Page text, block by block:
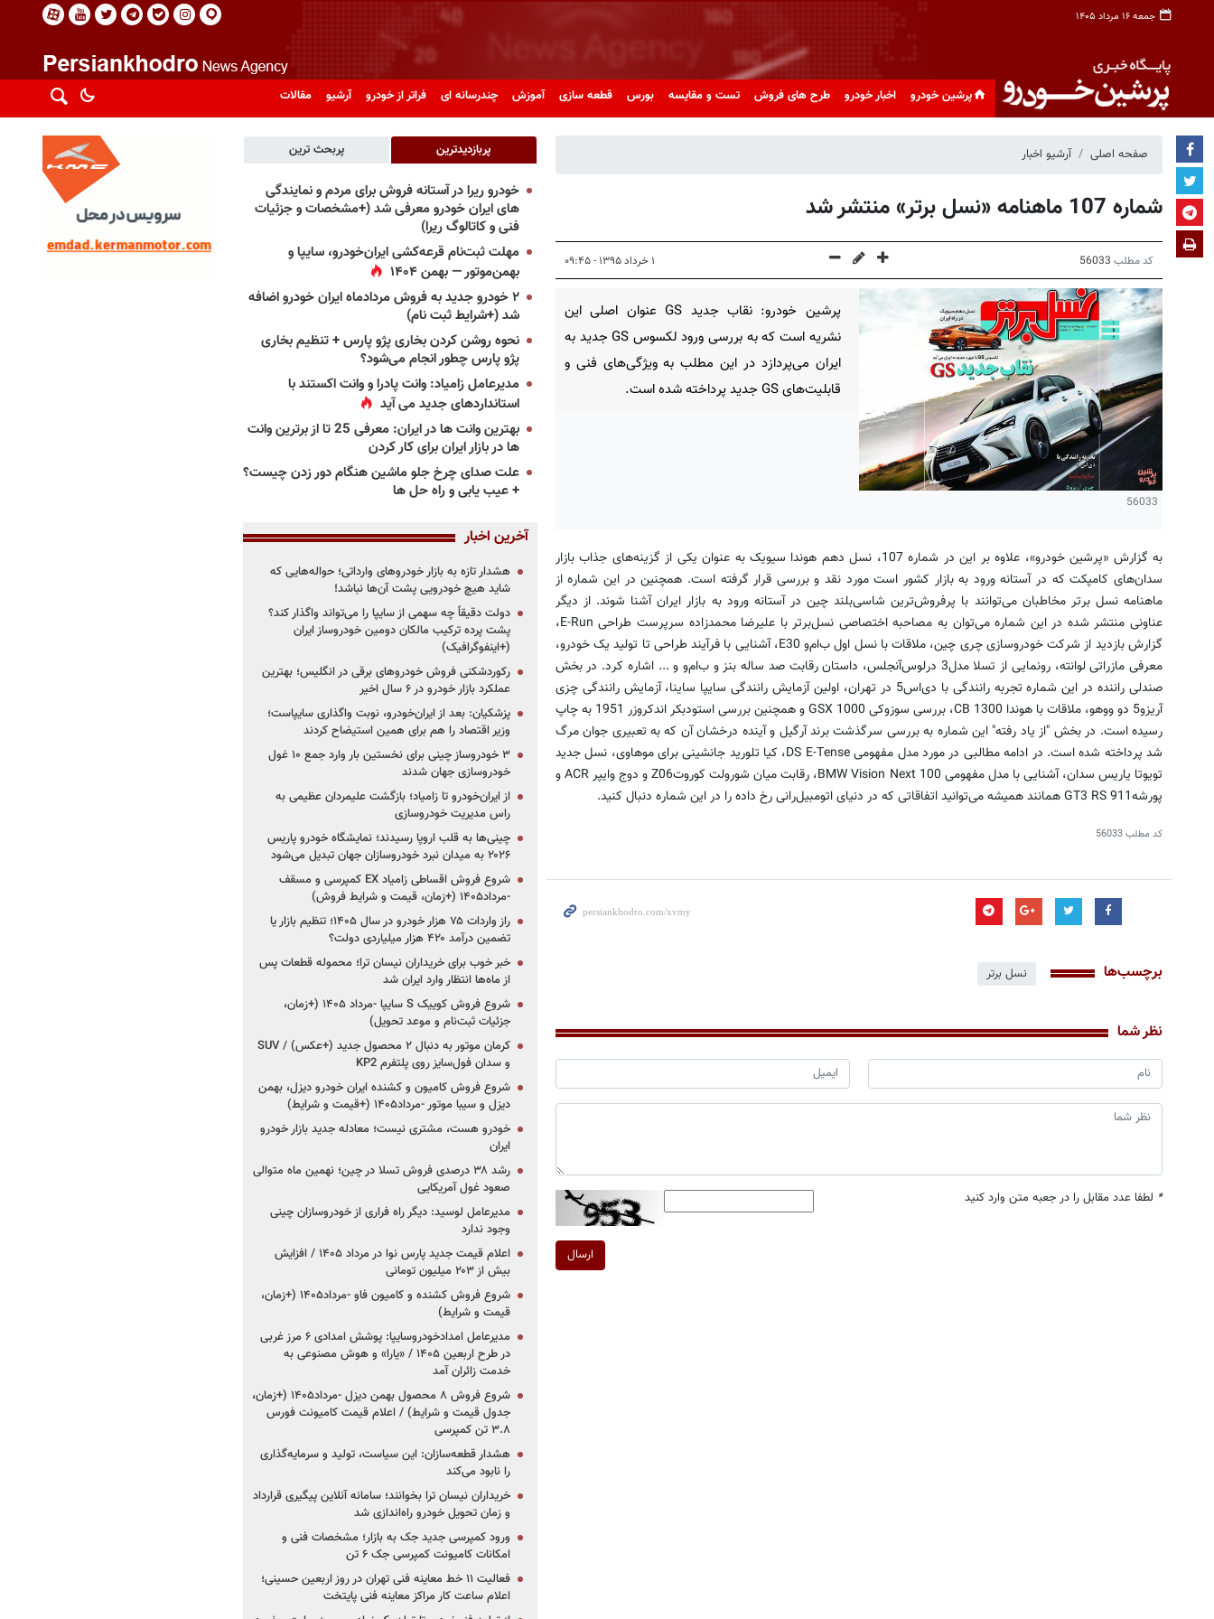
جمعه ۱۶ مرداد ۱۴۰۵
پرشین خودرو اخبار خودرو طرح های فروش تست و مقایسه بورس قطعه سازی آموزش چندرسانه ای فراتر از خودرو آرشیو مقالات
صفحه اصلی آرشیو اخبار
شماره 107 ماهنامه «نسل برتر» منتشر شد
کد مطلب 56033 ۱ خرداد ۱۳۹۵ - ۰۹:۴۵
56033
پرشین خودرو: نقاب جدید GS عنوان اصلی این
نشریه است که به بررسی ورود لکسوس GS جدید به
ایران می‌پردازد در این مطلب به ویژگی‌های فنی و
قابلیت‌های GS جدید پرداخته شده است.
به گزارش «پرشین خودرو»، علاوه بر این در شماره 107، نسل دهم هوندا سیویک به عنوان یکی از گزینه‌های جذاب بازار
سدان‌های کامپکت که در آستانه ورود به بازار کشور است مورد نقد و بررسی قرار گرفته است. همچنین در این شماره از
ماهنامه نسل برتر مخاطبان می‌توانند با پرفروش‌ترین شاسی‌بلند چین در آستانه ورود به بازار ایران آشنا شوند. از دیگر
عناونی منتشر شده در این شماره می‌توان به مصاحبه اختصاصی نسل‌برتر با علیرضا محمدزاده سرپرست طراحی E-Run،
گزارش بازدید از شرکت خودروسازی چری چین، ملاقات با نسل اول ب‌ام‌و E30، آشنایی با فرآیند طراحی تا تولید یک خودرو،
معرفی مازراتی لوانته، رونمایی از تسلا مدل3 درلوس‌آنجلس، داستان رقابت صد ساله بنز و ب‌ام‌و و ... اشاره کرد. در بخش
صندلی راننده در این شماره تجربه رانندگی با دی‌اس5 در تهران، اولین آزمایش رانندگی سایپا ساینا، آزمایش رانندگی چزی
آریزو5 دو ووهو، ملاقات با هوندا CB 1300، بررسی سوزوکی GSX 1000 و همچنین بررسی استودبکر اندکروزر 1951 به چاپ
رسیده است. در بخش "از یاد رفته" این شماره به بررسی سرگذشت برند آرگیل و آینده درخشان آن که به تعبیری جوان مرگ
شد پرداخته شده است. در ادامه مطالبی در مورد مدل مفهومی DS E-Tense، کیا تلورید جانشینی برای موهاوی، نسل جدید
تویوتا یاریس سدان، آشنایی با مدل مفهومی BMW Vision Next 100، رقابت میان شورولت کوروتZ06 و دوج وایپر ACR و
پورشه911 GT3 RS همانند همیشه می‌توانید اتفاقاتی که در دنیای اتومبیل‌رانی رخ داده را در این شماره دنبال کنید.
کد مطلب56033
برچسب‌ها نسل برتر
نظر شما
* لطفا عدد مقابل را در جعبه متن وارد کنید
ارسال
پربازدیدترین پربحث ترین
خودرو ریرا در آستانه فروش برای مردم و نمایندگی
های ایران خودرو معرفی شد (+مشخصات و جزئیات
فنی و کاتالوگ ریرا)
مهلت ثبت‌نام قرعه‌کشی ایران‌خودرو، سایپا و
بهمن‌موتور — بهمن ۱۴۰۴
۲ خودرو جدید به فروش مردادماه ایران خودرو اضافه
شد (+شرایط ثبت نام)
نحوه روشن کردن بخاری پژو پارس + تنظیم بخاری
پژو پارس چطور انجام می‌شود؟
مدیرعامل زامیاد: وانت پادرا و وانت اکستند با
استانداردهای جدید می آید
بهترین وانت ها در ایران: معرفی 25 تا از برترین وانت
ها در بازار ایران برای کار کردن
علت صدای چرخ جلو ماشین هنگام دور زدن چیست؟
+ عیب یابی و راه حل ها
آخرین اخبار
هشدار تازه به بازار خودروهای وارداتی؛ حواله‌هایی که
شاید هیچ خودرویی پشت آن‌ها نباشد!
دولت دقیقاً چه سهمی از سایپا را می‌تواند واگذار کند؟
پشت پرده ترکیب مالکان دومین خودروساز ایران
(+اینفوگرافیک)
رکوردشکنی فروش خودروهای برقی در انگلیس؛ بهترین
عملکرد بازار خودرو در ۶ سال اخیر
پزشکیان: بعد از ایران‌خودرو، نوبت واگذاری سایپاست؛
وزیر اقتصاد را هم برای همین استیضاح کردند
۳ خودروساز چینی برای نخستین بار وارد جمع ۱۰ غول
خودروسازی جهان شدند
از ایران‌خودرو تا زامیاد؛ بازگشت علیمردان عظیمی به
راس مدیریت خودروسازی
چینی‌ها به قلب اروپا رسیدند؛ نمایشگاه خودرو پاریس
۲۰۲۶ به میدان نبرد خودروسازان جهان تبدیل می‌شود
شروع فروش اقساطی زامیاد EX کمپرسی و مسقف
-مرداد۱۴۰۵ (+زمان، قیمت و شرایط فروش)
راز واردات ۷۵ هزار خودرو در سال ۱۴۰۵؛ تنظیم بازار یا
تضمین درآمد ۴۲۰ هزار میلیاردی دولت؟
خبر خوب برای خریداران نیسان ترا؛ محموله قطعات پس
از ماه‌ها انتظار وارد ایران شد
شروع فروش کوییک S سایپا -مرداد ۱۴۰۵ (+زمان،
جزئیات ثبت‌نام و موعد تحویل)
کرمان موتور به دنبال ۲ محصول جدید (+عکس) / SUV
و سدان فول‌سایز روی پلتفرم KP2
شروع فروش کامیون و کشنده ایران خودرو دیزل، بهمن
دیزل و سیبا موتور -مرداد۱۴۰۵ (+قیمت و شرایط)
خودرو هست، مشتری نیست؛ معادله جدید بازار خودرو
ایران
رشد ۳۸ درصدی فروش تسلا در چین؛ نهمین ماه متوالی
صعود غول آمریکایی
مدیرعامل لوسید: دیگر راه فراری از خودروسازان چینی
وجود ندارد
اعلام قیمت جدید پارس نوا در مرداد ۱۴۰۵ / افزایش
بیش از ۲۰۳ میلیون تومانی
شروع فروش کشنده و کامیون فاو -مرداد۱۴۰۵ (+زمان،
قیمت و شرایط)
مدیرعامل امدادخودروسایپا: پوشش امدادی ۶ مرز غربی
در طرح اربعین ۱۴۰۵ / «یارا» و هوش مصنوعی به
خدمت زائران آمد
شروع فروش ۸ محصول بهمن دیزل -مرداد۱۴۰۵ (+زمان،
جدول قیمت و شرایط) / اعلام قیمت کامیونت فورس
۳.۸ تن کمپرسی
هشدار قطعه‌سازان: این سیاست، تولید و سرمایه‌گذاری
را نابود می‌کند
خریداران نیسان ترا بخوانند؛ سامانه آنلاین پیگیری قرارداد
و زمان تحویل خودرو راه‌اندازی شد
ورود کمپرسی جدید جک به بازار؛ مشخصات فنی و
امکانات کامیونت کمپرسی جک ۶ تن
فعالیت ۱۱ خط معاینه فنی تهران در روز اربعین حسینی؛
اعلام ساعت کار مراکز معاینه فنی پایتخت